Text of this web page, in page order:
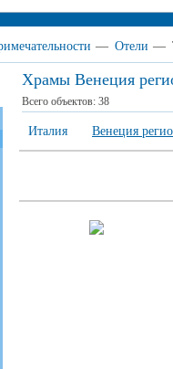
— Отели —
Храмы Венеция
Всего объектов: 38
Италия Венеция